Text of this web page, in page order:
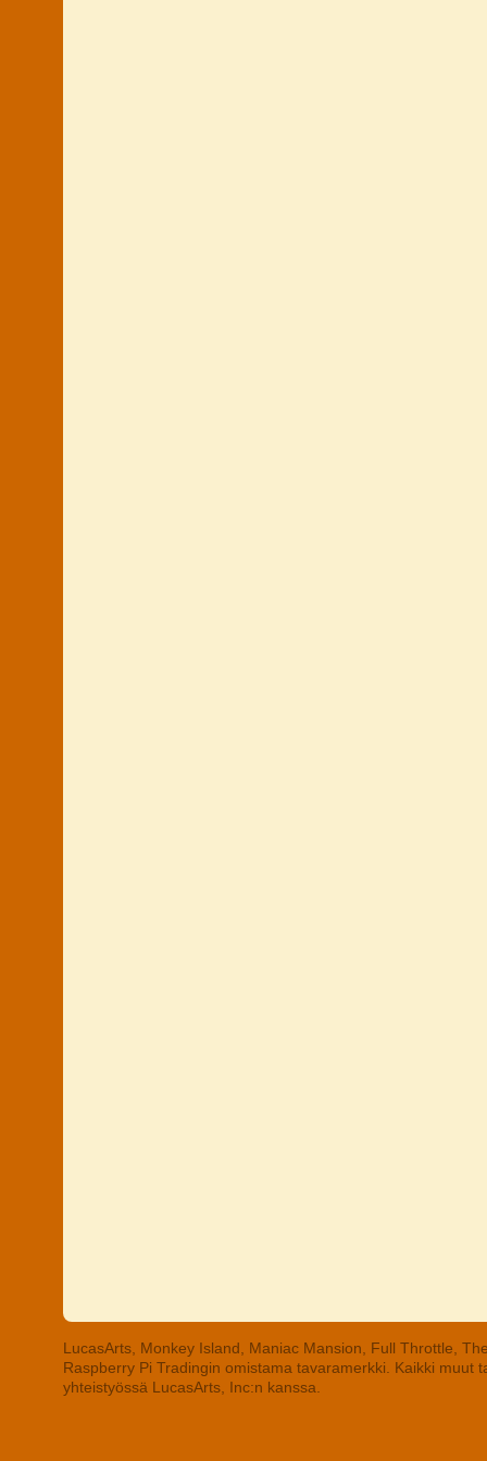
LucasArts, Monkey Island, Maniac Mansion, Full Throttle,
Raspberry Pi Tradingin omistama tavaramerkki. Kaikki
yhteistyössä LucasArts, Inc:n kanssa.